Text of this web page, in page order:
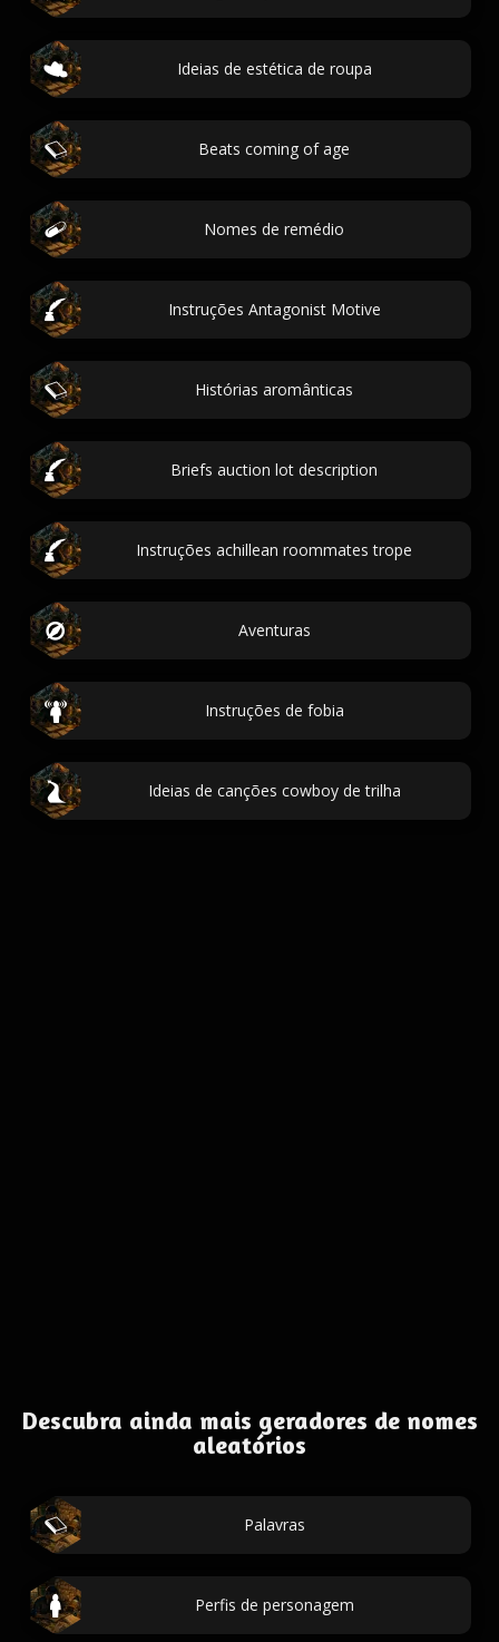
Ideias de estética de roupa
Beats coming of age
Nomes de remédio
Instruções Antagonist Motive
Histórias aromânticas
Briefs auction lot description
Instruções achillean roommates trope
Aventuras
Instruções de fobia
Ideias de canções cowboy de trilha
Descubra ainda mais geradores de nomes
aleatórios
Palavras
Perfis de personagem